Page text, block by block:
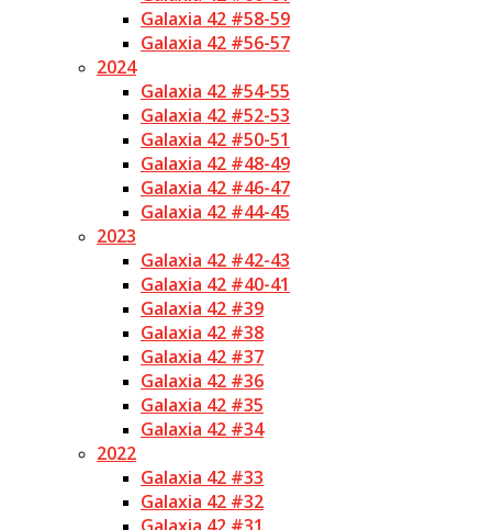
Galaxia 42 #58-59
Galaxia 42 #56-57
2024
Galaxia 42 #54-55
Galaxia 42 #52-53
Galaxia 42 #50-51
Galaxia 42 #48-49
Galaxia 42 #46-47
Galaxia 42 #44-45
2023
Galaxia 42 #42-43
Galaxia 42 #40-41
Galaxia 42 #39
Galaxia 42 #38
Galaxia 42 #37
Galaxia 42 #36
Galaxia 42 #35
Galaxia 42 #34
2022
Galaxia 42 #33
Galaxia 42 #32